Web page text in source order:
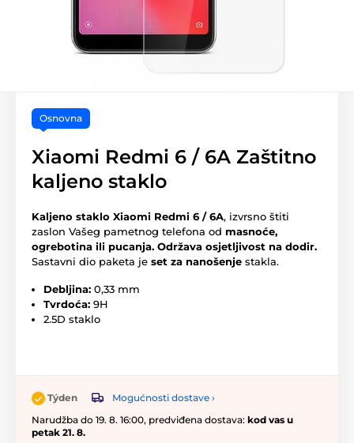
Osnovna
Xiaomi Redmi 6 / 6A Zaštitno
kaljeno staklo
Kaljeno staklo Xiaomi Redmi 6 / 6A, izvrsno štiti
zaslon Vašeg pametnog telefona od masnoće,
ogrebotina ili pucanja. Održava osjetljivost na dodir.
Sastavni dio paketa je set za nanošenje stakla.
Debljina: 0,33 mm
Tvrdoća: 9H
2.5D staklo
Týden
Mogućnosti dostave ›
Narudžba do 19. 8. 16:00, predviđena dostava: kod vas u
petak 21. 8.